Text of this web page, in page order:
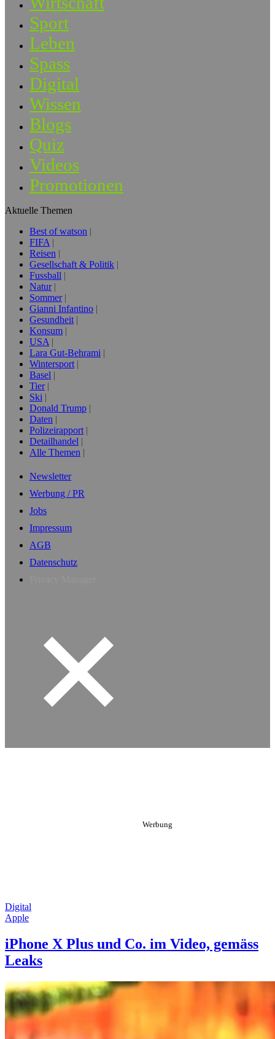
Sport
Leben
Spass
Digital
Wissen
Blogs
Quiz
Videos
Promotionen
Aktuelle Themen
Best of watson
FIFA
Reisen
Gesellschaft & Politik
Fussball
Natur
Sommer
Gianni Infantino
Gesundheit
Konsum
USA
Lara Gut-Behrami
Wintersport
Basel
Tier
Ski
Donald Trump
Daten
Polizeirapport
Detailhandel
Alle Themen
Newsletter
Werbung / PR
Jobs
Impressum
AGB
Datenschutz
Digital
Apple
iPhone X Plus und Co. im Video, gemäss
Leaks